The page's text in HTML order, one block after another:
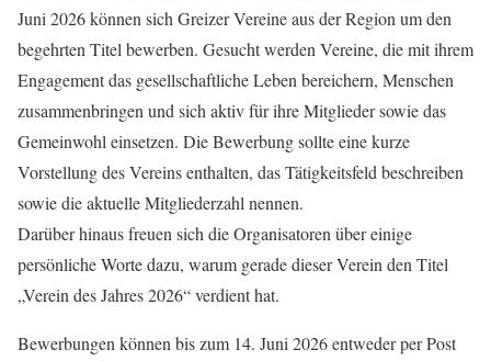
Juni 2026 können sich Greizer Vereine aus der Region um den
begehrten Titel bewerben. Gesucht werden Vereine, die mit ihrem
Engagement das gesellschaftliche Leben bereichern, Menschen
zusammenbringen und sich aktiv für ihre Mitglieder sowie das
Gemeinwohl einsetzen. Die Bewerbung sollte eine kurze
Vorstellung des Vereins enthalten, das Tätigkeitsfeld beschreiben
sowie die aktuelle Mitgliederzahl nennen.
Darüber hinaus freuen sich die Organisatoren über einige
persönliche Worte dazu, warum gerade dieser Verein den Titel
„Verein des Jahres 2026“ verdient hat.
Bewerbungen können bis zum 14. Juni 2026 entweder per Post